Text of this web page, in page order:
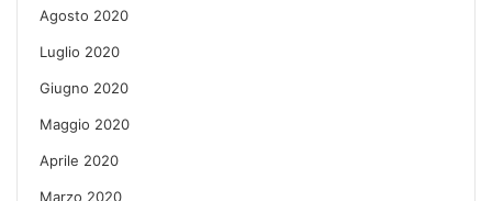
Agosto 2020
Luglio 2020
Giugno 2020
Maggio 2020
Aprile 2020
Marzo 2020